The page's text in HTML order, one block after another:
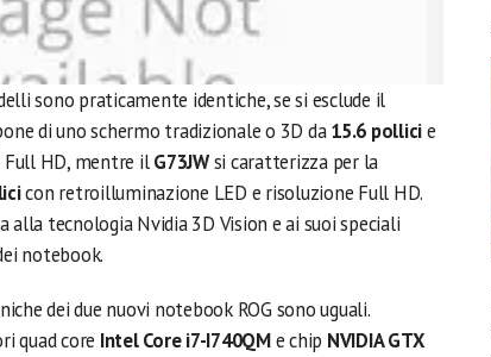
sono praticamente identiche, se si esclude il
di uno schermo tradizionale o 3D da15.6 pollicie
HD, mentre ilG73JWsi caratterizza per la
con retroilluminazione LED e risoluzione Full HD.
alla tecnologia Nvidia 3D Vision e ai suoi speciali
notebook.
dei due nuovi notebook ROG sono uguali.
quad core Intel Core i7-I740QMe chip NVIDIA GTX